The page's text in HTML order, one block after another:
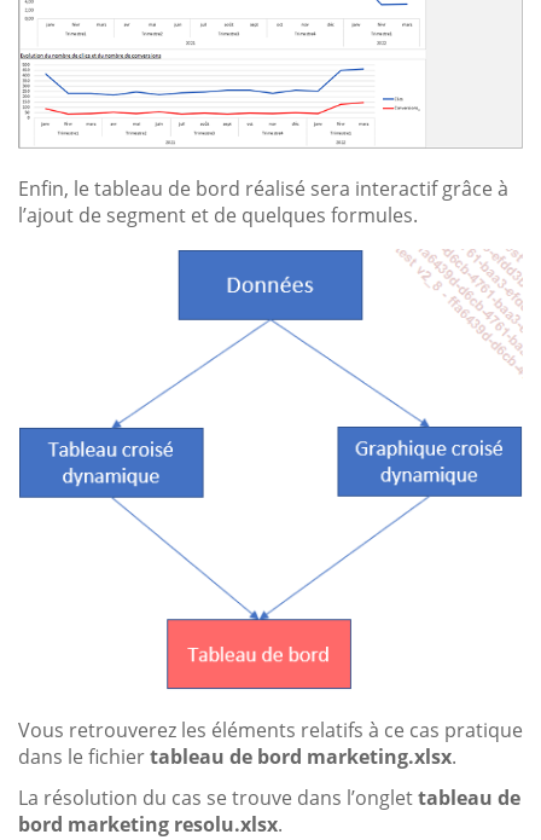
Enfin, le tableau de bord réalisé sera interactif grâce à
l’ajout de segment et de quelques formules.
Vous retrouverez les éléments relatifs à ce cas pratique
dans le fichiertableau de bord marketing.xlsx.
La résolution du cas se trouve dans l’onglettableau de
bord marketing resolu.xlsx.